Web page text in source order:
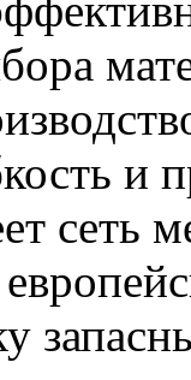
и
сеть